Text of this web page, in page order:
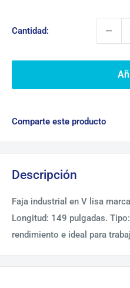
venta
Cantidad:
Comparte este producto
Descripción
Faja industrial en V lisa
Longitud: 149 pulgadas.
rendimiento e ideal para